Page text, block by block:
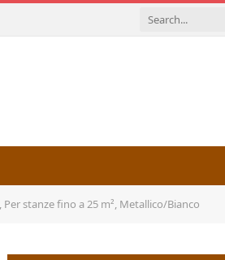
stanze fino a 25 m², Metallico/Bianco